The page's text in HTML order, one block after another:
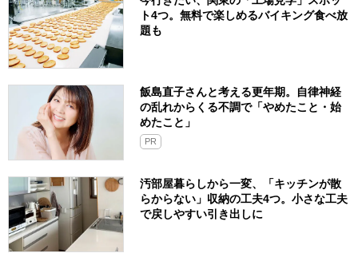
ト4つ。無料で楽しめるバイキング食べ放
題も
飯島直子さんと考える更年期。自律神経
の乱れからくる不調で「やめたこと・始
めたこと」
PR
汚部屋暮らしから一変、「キッチンが散
らからない」収納の工夫4つ。小さな工夫
で戻しやすい引き出しに